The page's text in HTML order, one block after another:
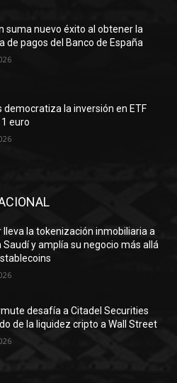
suma nuevo éxito al obtener la
de pagos del Banco de España
democratiza la inversión en ETF
euro
lleva la tokenización inmobiliaria a
Saudí y amplía su negocio más allá
desafía a Citadel Securities
de la liquidez cripto a Wall Street